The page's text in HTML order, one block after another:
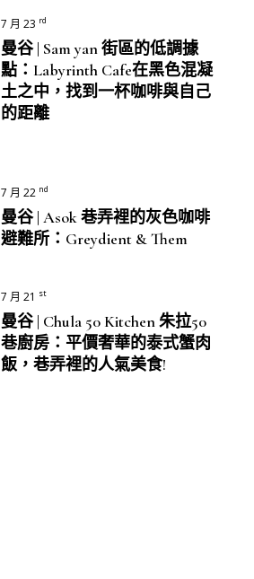
7 月 23 rd
曼谷 | Sam yan 街區的低調據
點：Labyrinth Cafe在黑色混凝
土之中，找到一杯咖啡與自己
的距離
7 月 22 nd
曼谷 | Asok 巷弄裡的灰色咖啡
避難所：Greydient & Them
7 月 21 st
曼谷 | Chula 50 Kitchen 朱拉50
巷廚房：平價奢華的泰式蟹肉
飯，巷弄裡的人氣美食!